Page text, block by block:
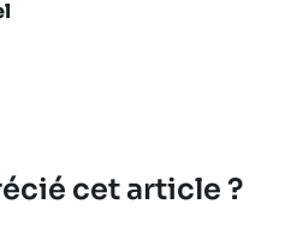
cet article ?